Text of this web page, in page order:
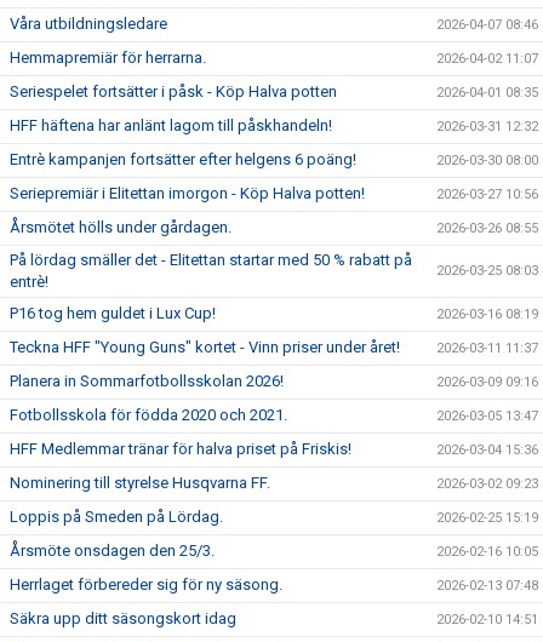
Våra utbildningsledare 2026-04-07 08:46
Hemmapremiär för herrarna. 2026-04-02 11:07
Seriespelet fortsätter i påsk - Köp Halva potten 2026-04-01 08:35
HFF häftena har anlänt lagom till påskhandeln! 2026-03-31 12:32
Entrè kampanjen fortsätter efter helgens 6 poäng! 2026-03-30 08:00
Seriepremiär i Elitettan imorgon - Köp Halva potten! 2026-03-27 10:56
Årsmötet hölls under gårdagen. 2026-03-26 08:55
På lördag smäller det - Elitettan startar med 50 % rabatt på
entrè!
2026-03-25 08:03
P16 tog hem guldet i Lux Cup! 2026-03-16 08:19
Teckna HFF "Young Guns" kortet - Vinn priser under året! 2026-03-11 11:37
Planera in Sommarfotbollsskolan 2026! 2026-03-09 09:16
Fotbollsskola för födda 2020 och 2021. 2026-03-05 13:47
HFF Medlemmar tränar för halva priset på Friskis! 2026-03-04 15:36
Nominering till styrelse Husqvarna FF. 2026-03-02 09:23
Loppis på Smeden på Lördag. 2026-02-25 15:19
Årsmöte onsdagen den 25/3. 2026-02-16 10:05
Herrlaget förbereder sig för ny säsong. 2026-02-13 07:48
Säkra upp ditt säsongskort idag 2026-02-10 14:51